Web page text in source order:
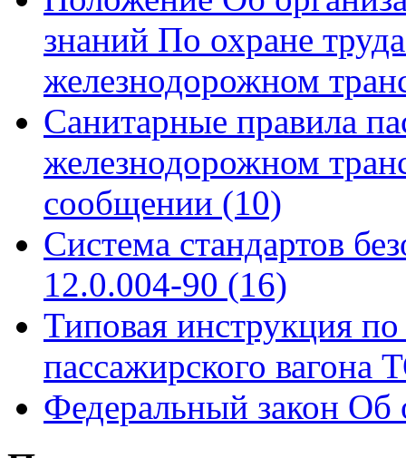
знаний По охране
железнодорожном
Санитарные правила
железнодорожном
сообщении (10)
Система стандартов
12.0.004-90 (16)
Типовая инструкция
пассажирского
Федеральный закон